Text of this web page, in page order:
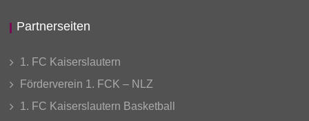
Partnerseiten
1. FC Kaiserslautern
Förderverein 1. FCK – NLZ
1. FC Kaiserslautern Basketball